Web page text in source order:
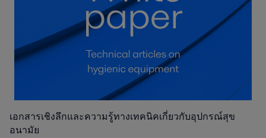
เอกสารเชิงลึกและความรู้ทางเทคนิคเกี่ยวกับอุปกรณ์สุข
อนามัย